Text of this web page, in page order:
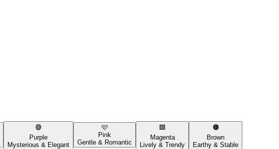
🟣
Purple
Mysterious & Elegant
🩷
Pink
Gentle & Romantic
🟪
Magenta
Lively & Trendy
🟤
Brown
Earthy & Stable